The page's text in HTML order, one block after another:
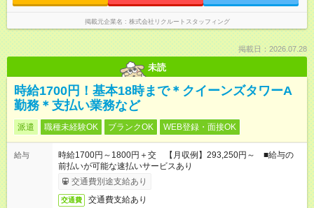
掲載元企業名 株式会社リクルートスタッフィング
掲載日：2026.07.28
未読
時給1700円！基本18時まで＊クイーンズタワーA
勤務＊支払い業務など
派遣 職種未経験OK ブランクOK WEB登録・面接OK
給与
時給1700円～1800円＋交 【月収例】293,250円～ ■給与の
前払いが可能な速払いサービスあり
交通費別途支給あり
交通費 交通費支給あり